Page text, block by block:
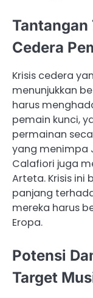
Tantangan
Cedera
Krisis cedera
menunjukkan
harus
pemain kunci,
permainan
yang menimpa
Calafiori juga
Arteta. Krisis ini
panjang
mereka harus
Eropa.
Potensi
Target